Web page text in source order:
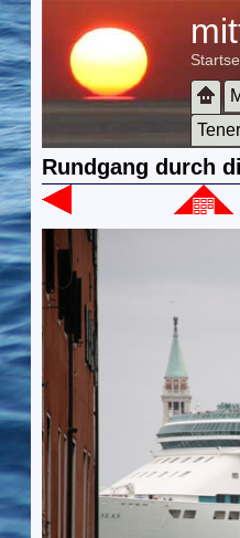
Rundgang durch